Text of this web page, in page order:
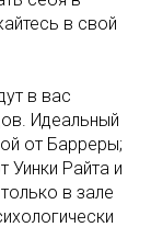
в свой
в вас
Идеальный
от Барреры;
Уинки Райта и
в зале